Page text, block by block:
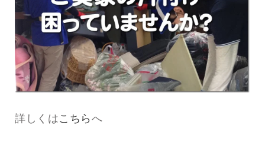
詳しくはこちらへ